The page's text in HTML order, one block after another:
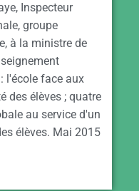
Inspecteur
groupe
à la ministre de
l'école face aux
des élèves ; quatre
au service d'un
élèves. Mai 2015